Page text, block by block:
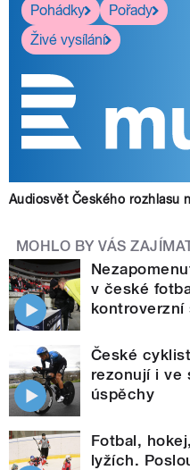
Pohádky
Pořady
Živé vysílání
Audiosvět Českého rozhlasu
MOHLO BY VÁS
v české
kontroverzní
České
rezonují i ve
úspěchy
Fotbal,
lyžích.